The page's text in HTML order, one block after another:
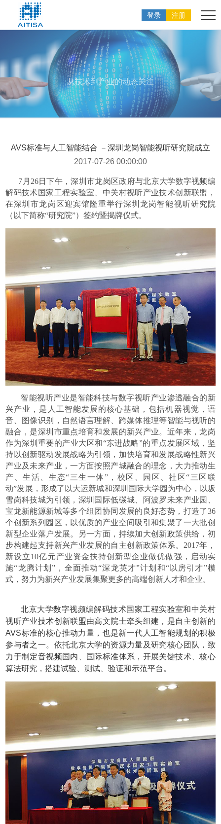
登录 注册
从技术到产业的动态关注
AVS标准与人工智能结合 －深圳龙岗智能视听研究院成立
2017-07-26 00:00:00
7月26日下午，深圳市龙岗区政府与北京大学数字视频编
解码技术国家工程实验室、中关村视听产业技术创新联盟，
在深圳市龙岗区迎宾馆隆重举行深圳龙岗智能视听研究院
（以下简称“研究院”）签约暨揭牌仪式。
智能视听产业是智能科技与数字视听产业渗透融合的新
兴产业，是人工智能发展的核心基础，包括机器视觉，语
音、图像识别，自然语言理解、跨媒体推理等智能与视听的
融合，是深圳市重点培育和发展的新兴产业。近年来，龙岗
作为深圳重要的产业大区和“东进战略”的重点发展区域，坚
持以创新驱动发展战略为引领，加快培育和发展战略性新兴
产业及未来产业，一方面按照产城融合的理念，大力推动生
产、生活、生态“三生一体”，校区、园区、社区“三区联
动”发展，形成了以大运新城和深圳国际大学园为中心，以坂
雪岗科技城为引领，深圳国际低碳城、阿波罗未来产业园、
宝龙新能源新城等多个组团协同发展的良好态势，打造了36
个创新系列园区，以优质的产业空间吸引和集聚了一大批创
新型企业落户发展。另一方面，持续加大创新政策供给，初
步构建起支持新兴产业发展的自主创新政策体系。2017年，
新设立10亿元产业资金扶持创新型企业做优做强，启动实
施“龙腾计划”，全面推动“深龙英才”计划和“以房引才”模
式，努力为新兴产业发展集聚更多的高端创新人才和企业。
北京大学数字视频编解码技术国家工程实验室和中关村
视听产业技术创新联盟由高文院士牵头组建，是自主创新的
AVS标准的核心推动力量，也是新一代人工智能规划的积极
参与者之一。依托北京大学的资源力量及研究核心团队，致
力于制定音视频国内、国际标准体系，开展关键技术、核心
算法研究，搭建试验、测试、验证和示范平台。